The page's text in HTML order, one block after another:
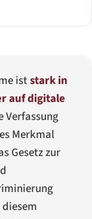
iststark in
auf digitale
Verfassung
Merkmal
Gesetz zur